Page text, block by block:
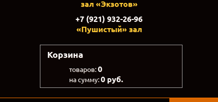
зал «Экзотов»
+7 (921) 932-26-96
«Пушистый» зал
Корзина
товаров:0
на сумму:0 руб.